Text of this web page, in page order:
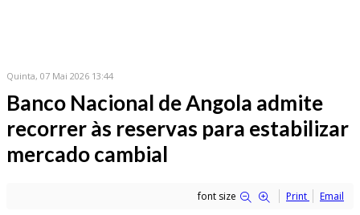
Quinta, 07 Mai 2026 13:44
Banco Nacional de Angola admite
recorrer às reservas para estabilizar
mercado cambial
font size Print Email